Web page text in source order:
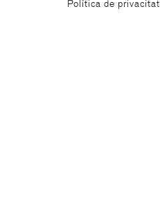
Política de privacitat